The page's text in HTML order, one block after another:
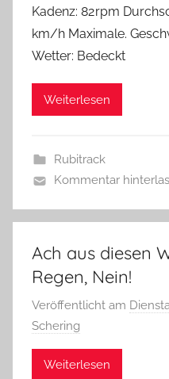
Kadenz: 82 rpm
km/h Maximale.
Wetter: Bedeckt
Weiterlesen
Rubitrack
Kommentar
Ach aus diesen
Regen, Nein!
Veröffentlicht am
Schering
Weiterlesen